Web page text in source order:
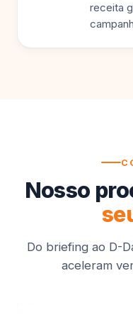
receita
Nosso
Do briefing ao D-
aceleram